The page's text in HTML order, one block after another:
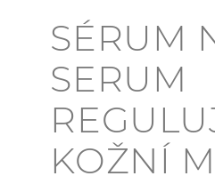
SÉRUM
SERUM
KOŽNÍ